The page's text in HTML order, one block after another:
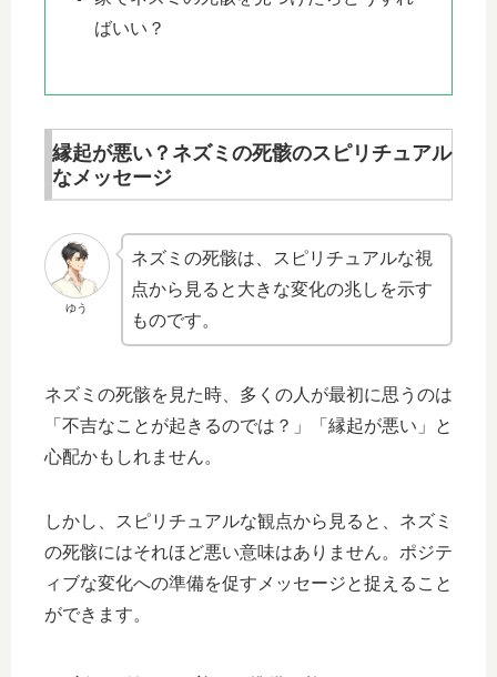
ばいい？
縁起が悪い？ネズミの死骸のスピリチュアル
なメッセージ
ゆう
ネズミの死骸は、スピリチュアルな視
点から見ると大きな変化の兆しを示す
ものです。
ネズミの死骸を見た時、多くの人が最初に思うのは
「不吉なことが起きるのでは？」「縁起が悪い」と
心配かもしれません。
しかし、スピリチュアルな観点から見ると、ネズミ
の死骸にはそれほど悪い意味はありません。ポジテ
ィブな変化への準備を促すメッセージと捉えること
ができます。